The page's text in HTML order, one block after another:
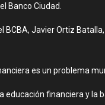
Banco Ciudad.
BCBA, Javier Ortiz
es un problema
educación financiera y la